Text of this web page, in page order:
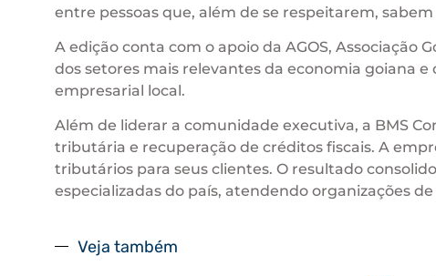
entre pessoas que, além de se respeitarem,
A edição conta com o apoio da AGOS,
dos setores mais relevantes da economia goiana
empresarial local.
Além de liderar a comunidade executiva, a BMS
tributária e recuperação de créditos fiscais. A
tributários para seus clientes. O resultado
especializadas do país, atendendo organizações
Veja também